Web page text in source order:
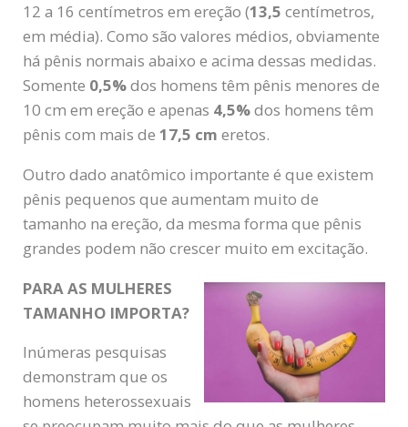
12 a 16 centímetros em ereção (13,5 centímetros,
em média). Como são valores médios, obviamente
há pênis normais abaixo e acima dessas medidas.
Somente 0,5%dos homens têm pênis menores de
10 cm em ereção e apenas 4,5%dos homens têm
pênis com mais de 17,5 cm eretos.
Outro dado anatômico importante é que existem
pênis pequenos que aumentam muito de
tamanho na ereção, da mesma forma que pênis
grandes podem não crescer muito em excitação.
PARA AS MULHERES
TAMANHO IMPORTA?
Inúmeras pesquisas
demonstram que os
homens heterossexuais